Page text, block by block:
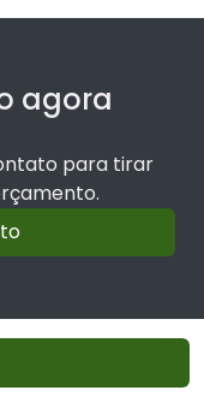
agora
para tirar